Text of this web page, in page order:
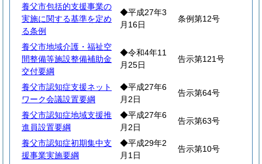
養父市包括的支援事業の
実施に関する基準を定め
る条例
◆平成27年3
月16日
条例第12号
養父市地域介護・福祉空
間整備等施設整備補助金
交付要綱
◆令和4年11
月25日
告示第121号
養父市認知症支援ネット
ワーク会議設置要綱
◆平成27年6
月2日
告示第64号
養父市認知症地域支援推
進員設置要綱
◆平成27年6
月2日
告示第63号
養父市認知症初期集中支
援事業実施要綱
◆平成29年2
月1日
告示第10号